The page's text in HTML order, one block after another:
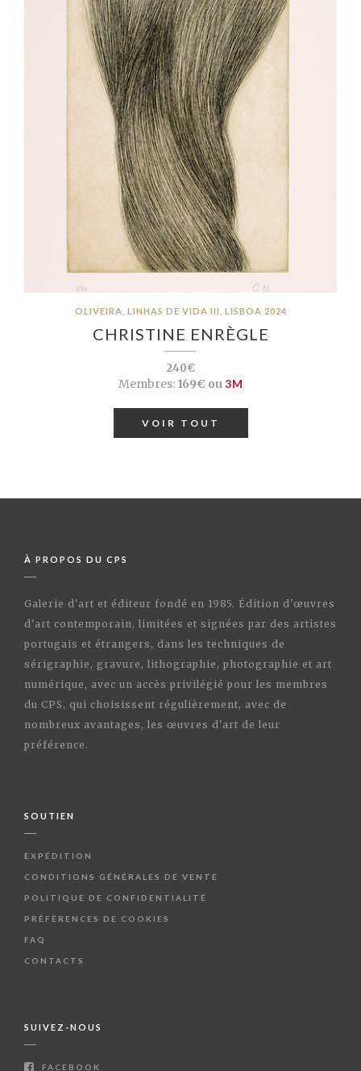
OLIVEIRA, LINHAS DE VIDA III, LISBOA 2024
CHRISTINE ENRÈGLE
240€
Membres:169€ ou3M
VOIR TOUT
À PROPOS DU CPS
Galerie d'art et éditeur fondé en 1985. Édition d'œuvres
d'art contemporain, limitées et signées par des artistes
portugais et étrangers, dans les techniques de
sérigraphie, gravure, lithographie, photographie et art
numérique, avec un accès privilégié pour les membres
du CPS, qui choisissent régulièrement, avec de
nombreux avantages, les œuvres d'art de leur
préférence.
SOUTIEN
EXPÉDITION
CONDITIONS GÉNÉRALES DE VENTE
POLITIQUE DE CONFIDENTIALITÉ
PRÉFÉRENCES DE COOKIES
FAQ
CONTACTS
SUIVEZ-NOUS
FACEBOOK